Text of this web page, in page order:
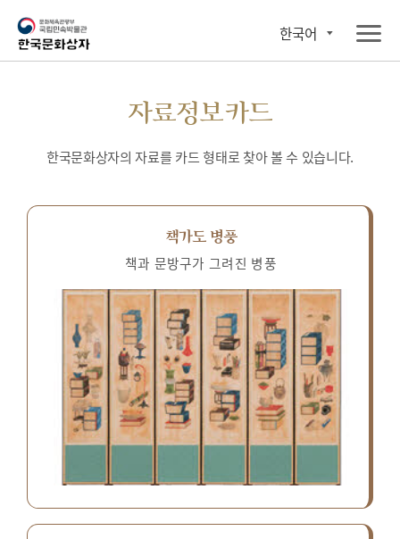
한국어
자료정보카드
한국문화상자의 자료를 카드 형태로 찾아 볼 수 있습니다.
책가도 병풍
책과 문방구가 그려진 병풍